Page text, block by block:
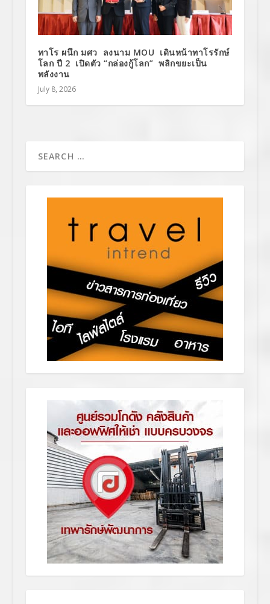
ทาโร ผนึก มศว ลงนาม MOU เดินหน้าทาโรรักษ์
โลก ปี 2 เปิดตัว “กล่องกู้โลก” พลิกขยะเป็น
พลังงาน
July 8, 2026